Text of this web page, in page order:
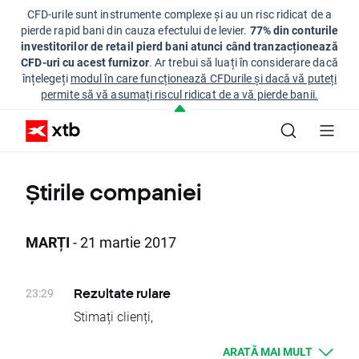
CFD-urile sunt instrumente complexe și au un risc ridicat de a
pierde rapid bani din cauza efectului de levier. 77% din conturile
investitorilor de retail pierd bani atunci când tranzacționează
CFD-uri cu acest furnizor. Ar trebui să luați în considerare dacă
înțelegeți modul în care funcționează CFDurile și dacă vă puteți
permite să vă asumați riscul ridicat de a vă pierde banii.
Știrile companiei
MARȚI - 21 martie 2017
23:29 Rezultate rulare
Stimați clienți,
pentru instrumentele INDIA50, INDIA50+,
ARATĂ MAI MULT